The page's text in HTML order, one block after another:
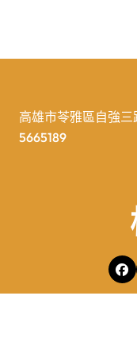
高雄市苓雅區自強
5665189